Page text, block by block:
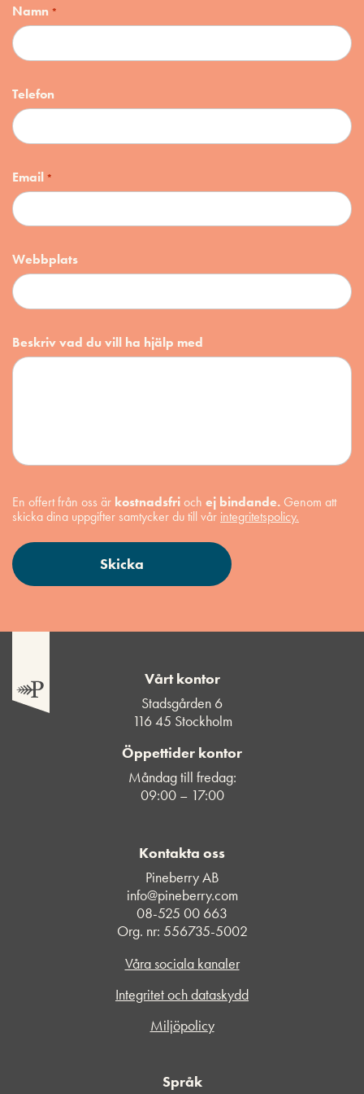
Namn *
Telefon
Email *
Webbplats
Beskriv vad du vill ha hjälp med
En offert från oss är kostnadsfrioch ej bindande. Genom att
skicka dina uppgifter samtycker du till vår integritetspolicy.
Vårt kontor
Stadsgården 6
116 45 Stockholm
Öppettider kontor
Måndag till fredag:
09:00 – 17:00
Kontakta oss
Pineberry AB
info@pineberry.com
08-525 00 663
Org. nr: 556735-5002
Våra sociala kanaler
Integritet och dataskydd
Miljöpolicy
Språk